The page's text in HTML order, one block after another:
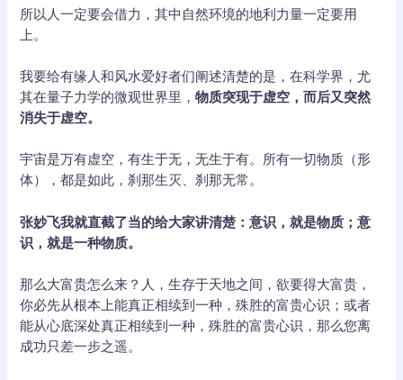
所以人一定要会借力，其中自然环境的地利力量一定要用
上。
我要给有缘人和风水爱好者们阐述清楚的是，在科学界，尤
其在量子力学的微观世界里，物质突现于虚空，而后又突然
消失于虚空。
宇宙是万有虚空，有生于无，无生于有。所有一切物质（形
体），都是如此，刹那生灭、刹那无常。
张妙飞我就直截了当的给大家讲清楚：意识，就是物质；意
识，就是一种物质。
那么大富贵怎么来？人，生存于天地之间，欲要得大富贵，
你必先从根本上能真正相续到一种，殊胜的富贵心识；或者
能从心底深处真正相续到一种，殊胜的富贵心识，那么您离
成功只差一步之遥。